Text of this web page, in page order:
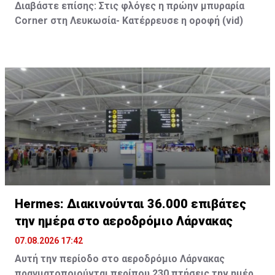
Διαβάστε επίσης: Στις φλόγες η πρώην μπυραρία
Corner στη Λευκωσία- Κατέρρευσε η οροφή (vid)
Hermes: Διακινούνται 36.000 επιβάτες
την ημέρα στο αεροδρόμιο Λάρνακας
07.08.2026 17:42
Αυτή την περίοδο στο αεροδρόμιο Λάρνακας